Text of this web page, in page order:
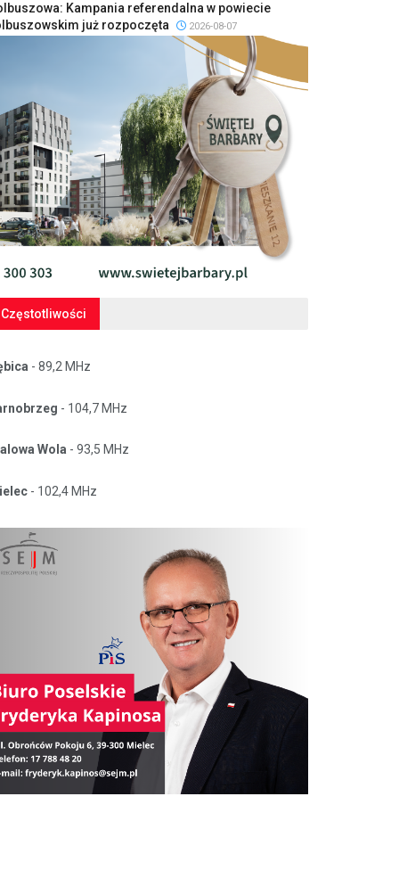
Kampania referendalna w powiecie
już rozpoczęta
2026-08-07
Częstotliwości
- 89,2 MHz
- 104,7 MHz
Wola - 93,5 MHz
- 102,4 MHz